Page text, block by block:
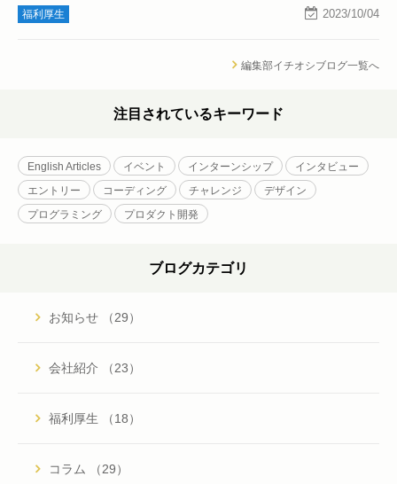
福利厚生 2023/10/04
編集部イチオシブログ一覧へ
注目されているキーワード
English Articles イベント インターンシップ
インタビュー
エントリー
コーディング チャレンジ
デザイン
プログラミング
プロダクト開発
ブログカテゴリ
お知らせ （29）
会社紹介 （23）
福利厚生 （18）
コラム （29）